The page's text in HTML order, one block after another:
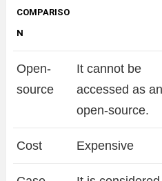
COMPARISO
N
Open-
source
It cannot be
accessed as an
open-source.
Cost Expensive